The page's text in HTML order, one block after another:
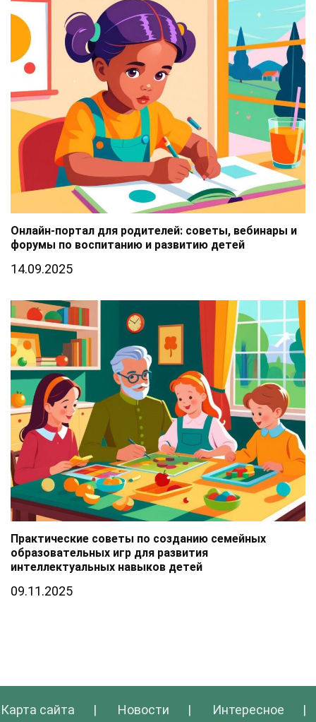
Онлайн-портал для родителей: советы, вебинары и
форумы по воспитанию и развитию детей
14.09.2025
Практические советы по созданию семейных
образовательных игр для развития
интеллектуальных навыков детей
09.11.2025
Карта сайта ⠀⠀|⠀⠀ Новости ⠀⠀|⠀⠀ Интересное ⠀⠀|⠀